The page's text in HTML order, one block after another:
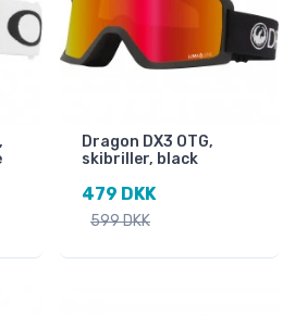
Dragon DX3 OTG,
skibriller, black
479 DKK
599 DKK